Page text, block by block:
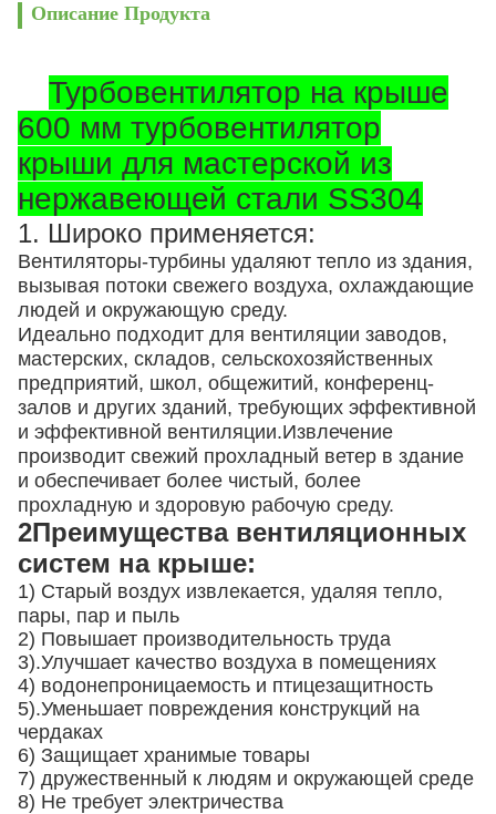
Описание Продукта
Турбовентилятор на крыше
600 мм турбовентилятор
крыши для мастерской из
нержавеющей стали SS304
1. Широко применяется:
Вентиляторы-турбины удаляют тепло из здания,
вызывая потоки свежего воздуха, охлаждающие
людей и окружающую среду.
Идеально подходит для вентиляции заводов,
мастерских, складов, сельскохозяйственных
предприятий, школ, общежитий, конференц-
залов и других зданий, требующих эффективной
и эффективной вентиляции.Извлечение
производит свежий прохладный ветер в здание
и обеспечивает более чистый, более
прохладную и здоровую рабочую среду.
2Преимущества вентиляционных
систем на крыше:
1) Старый воздух извлекается, удаляя тепло,
пары, пар и пыль
2) Повышает производительность труда
3).Улучшает качество воздуха в помещениях
4) водонепроницаемость и птицезащитность
5).Уменьшает повреждения конструкций на
чердаках
6) Защищает хранимые товары
7) дружественный к людям и окружающей среде
8) Не требует электричества